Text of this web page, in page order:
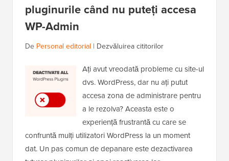
pluginurile când nu puteți accesa
WP-Admin
De Personal editorial | Dezvăluirea cititorilor
Ați avut vreodată probleme cu site-ul
dvs. WordPress, dar nu ați putut
accesa zona de administrare pentru
a le rezolva? Aceasta este o
experiență frustrantă cu care se
confruntă mulți utilizatori WordPress la un moment
dat. Un pas comun de depanare este dezactivarea